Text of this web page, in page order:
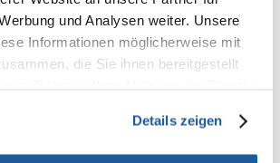
und Analysen weiter. Unsere
Informationen möglicherweise mit
die Sie ihnen bereitgestellt
Details zeigen
oder Farbstoffen
Quelle für tierisches Eiweiß.
NEUE NACHRICHT